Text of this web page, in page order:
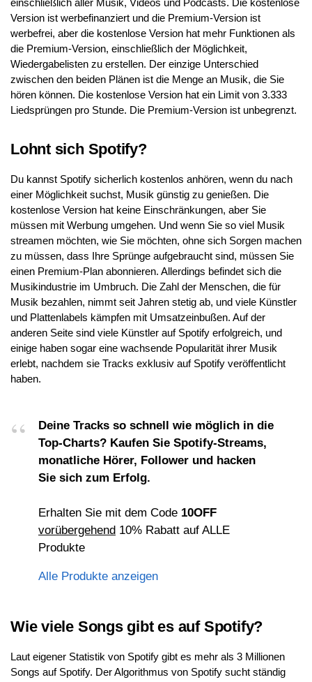
Version ist werbefinanziert und die Premium-Version ist
werbefrei, aber die kostenlose Version hat mehr Funktionen als
die Premium-Version, einschließlich der Möglichkeit,
Wiedergabelisten zu erstellen. Der einzige Unterschied
zwischen den beiden Plänen ist die Menge an Musik, die Sie
hören können. Die kostenlose Version hat ein Limit von 3.333
Liedsprüngen pro Stunde. Die Premium-Version ist unbegrenzt.
Lohnt sich Spotify?
Du kannst Spotify sicherlich kostenlos anhören, wenn du nach
einer Möglichkeit suchst, Musik günstig zu genießen. Die
kostenlose Version hat keine Einschränkungen, aber Sie
müssen mit Werbung umgehen. Und wenn Sie so viel Musik
streamen möchten, wie Sie möchten, ohne sich Sorgen machen
zu müssen, dass Ihre Sprünge aufgebraucht sind, müssen Sie
einen Premium-Plan abonnieren. Allerdings befindet sich die
Musikindustrie im Umbruch. Die Zahl der Menschen, die für
Musik bezahlen, nimmt seit Jahren stetig ab, und viele Künstler
und Plattenlabels kämpfen mit Umsatzeinbußen. Auf der
anderen Seite sind viele Künstler auf Spotify erfolgreich, und
einige haben sogar eine wachsende Popularität ihrer Musik
erlebt, nachdem sie Tracks exklusiv auf Spotify veröffentlicht
haben.
Deine Tracks so schnell wie möglich in die
Top-Charts? Kaufen Sie Spotify-Streams,
monatliche Hörer, Follower und hacken
Sie sich zum Erfolg.
Erhalten Sie mit dem Code 10OFF
vorübergehend 10% Rabatt auf ALLE
Produkte
Alle Produkte anzeigen
Wie viele Songs gibt es auf Spotify?
Laut eigener Statistik von Spotify gibt es mehr als 3 Millionen
Songs auf Spotify. Der Algorithmus von Spotify sucht ständig